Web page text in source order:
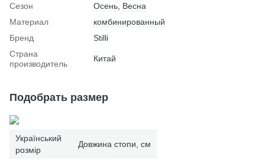
Сезон
Осень Весна
Материал
комбинированный
Бренд
Stilli
Страна
производитель
Китай
Подобрать размер
Український
розмір
Довжина стопи, см